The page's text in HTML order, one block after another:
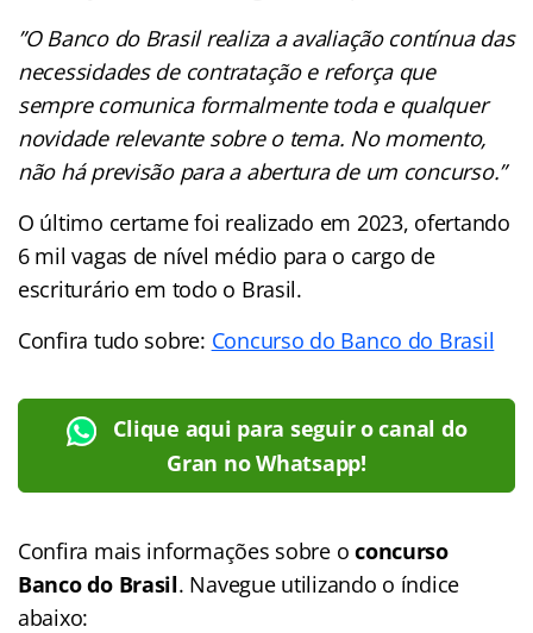
”O Banco do Brasil realiza a avaliação contínua das
necessidades de contratação e reforça que
sempre comunica formalmente toda e qualquer
novidade relevante sobre o tema. No momento,
não há previsão para a abertura de um concurso.”
O último certame foi realizado em 2023, ofertando
6 mil vagas de nível médio para o cargo de
escriturário em todo o Brasil.
Confira tudo sobre: Concurso do Banco do Brasil
Clique aqui para seguir o canal do
Gran no Whatsapp!
Confira mais informações sobre oconcurso
Banco do Brasil. Navegue utilizando o índice
abaixo: